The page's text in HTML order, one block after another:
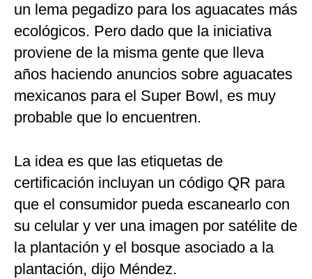
un lema pegadizo para los aguacates más
ecológicos. Pero dado que la iniciativa
proviene de la misma gente que lleva
años haciendo anuncios sobre aguacates
mexicanos para el Super Bowl, es muy
probable que lo encuentren.
La idea es que las etiquetas de
certificación incluyan un código QR para
que el consumidor pueda escanearlo con
su celular y ver una imagen por satélite de
la plantación y el bosque asociado a la
plantación, dijo Méndez.